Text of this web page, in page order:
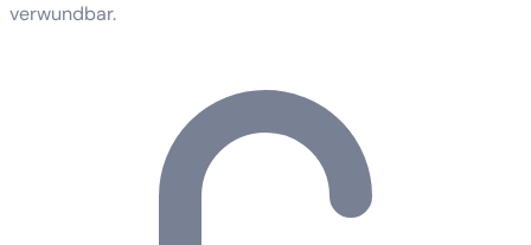
verwundbar.